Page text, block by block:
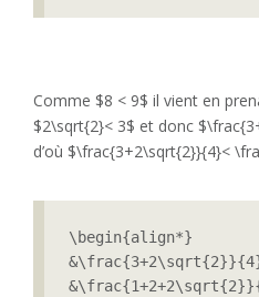
Comme $8 < 9$ il vient en
$2\sqrt{2}< 3$ et donc
d’où $\frac{3+2\sqrt{2}}{4}<
\begin{align*}